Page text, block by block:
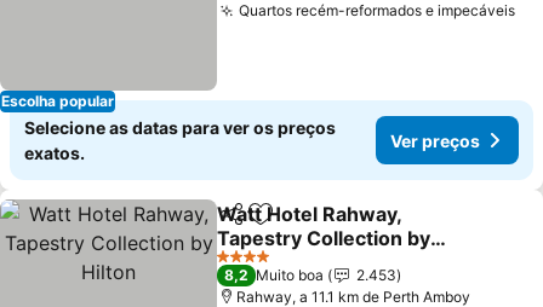
Escolha popular
Quartos recém-reformados e impecáveis
Selecione as datas para ver os preços
exatos.
Ver preços
PartilharAdicionar aos favoritos
Watt Hotel Rahway,
Tapestry Collection by
Hilton
4 Estrelas
8,2 Muito boa
2.453
Rahway, a 11.1 km de Perth Amboy